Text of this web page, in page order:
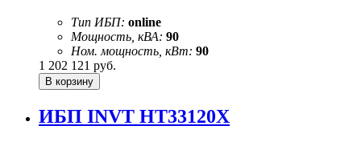
Тип ИБП: online
Мощность, кВА: 90
Ном. мощность, кВт: 90
1 202 121 руб.
ИБП INVT HT33120X